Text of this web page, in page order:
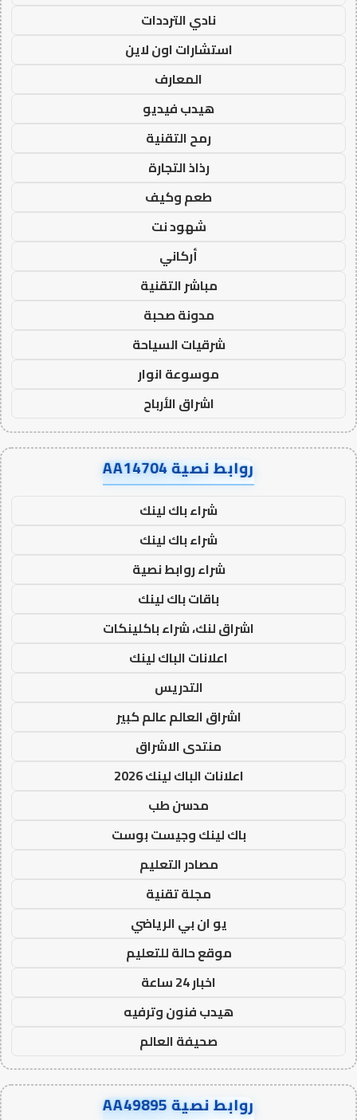
نادي الترددات
استشارات اون لاين
المعارف
هيدب فيديو
رمح التقنية
رذاذ التجارة
طعم وكيف
شهود نت
أركاني
مباشر التقنية
مدونة صحبة
شرقيات السياحة
موسوعة انوار
اشراق الأرباح
روابط نصية AA14704
شراء باك لينك
شراء باك لينك
شراء روابط نصية
باقات باك لينك
اشراق لنك، شراء باكلينكات
اعلانات الباك لينك
التدريس
اشراق العالم عالم كبير
منتدى الاشراق
اعلانات الباك لينك 2026
مدسن طب
باك لينك وجيست بوست
مصادر التعليم
مجلة تقنية
يو ان بي الرياضي
موقع حالة للتعليم
اخبار 24 ساعة
هيدب فنون وترفيه
صحيفة العالم
روابط نصية AA49895